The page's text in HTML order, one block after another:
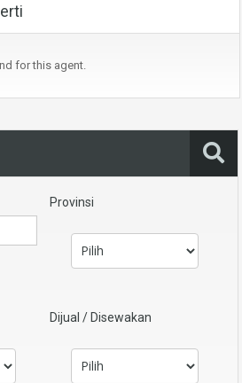
for this agent.
Provinsi
Dijual / Disewakan